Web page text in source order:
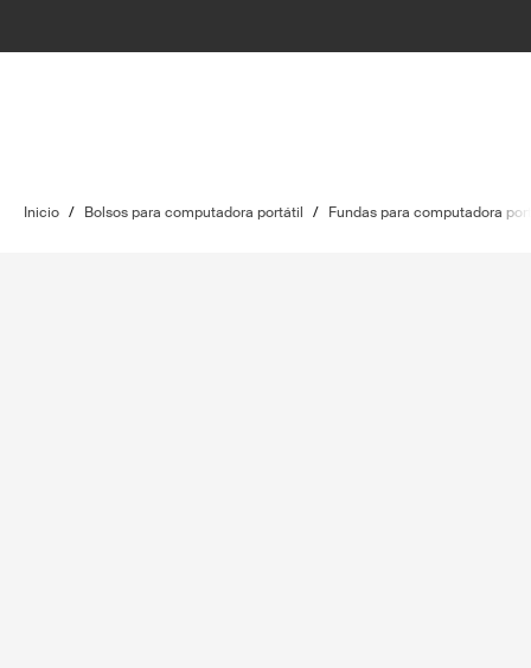
Inicio / Bolsos para computadora portátil / Fundas para computadora